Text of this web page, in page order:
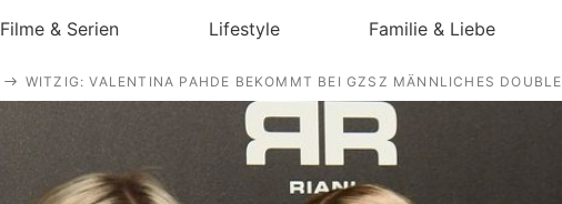
Royals
Stars
Filme & Serien
Filme & Serien Lifestyle Familie & Liebe
WITZIG: VALENTINA PAHDE BEKOMMT BEI GZSZ MÄNNLICHES DOUBLE